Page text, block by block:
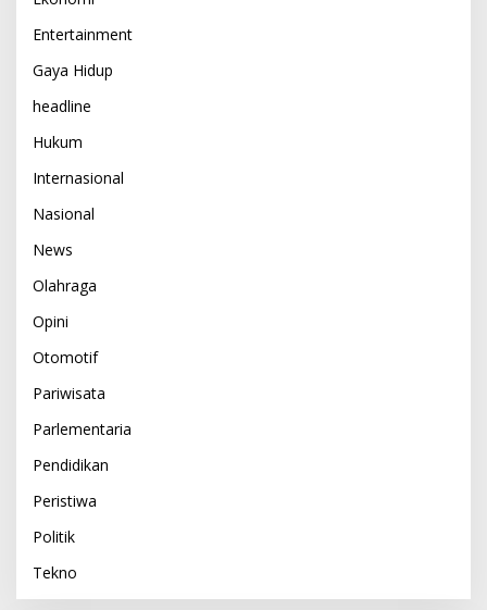
Entertainment
Gaya Hidup
headline
Hukum
Internasional
Nasional
News
Olahraga
Opini
Otomotif
Pariwisata
Parlementaria
Pendidikan
Peristiwa
Politik
Tekno